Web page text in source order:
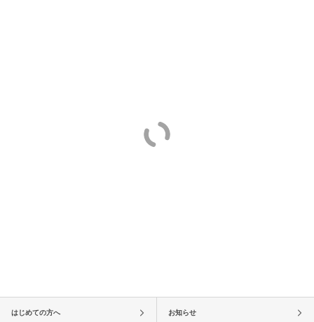
はじめての方へ お知らせ